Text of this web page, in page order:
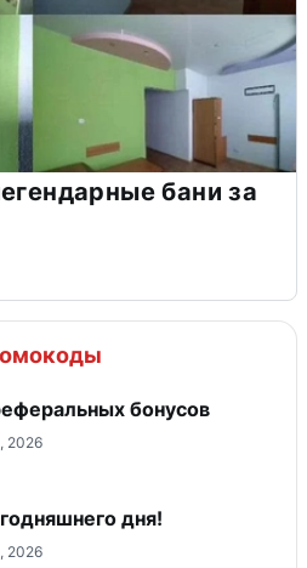
бани за
бонусов
2026
дня!
2026